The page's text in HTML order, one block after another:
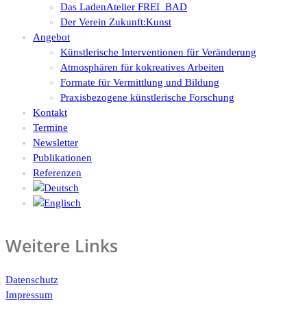
Das LadenAtelier FREI_BAD
Der Verein Zukunft:Kunst
Angebot
Künstlerische Interventionen für Veränderung
Atmosphären für kokreatives Arbeiten
Formate für Vermittlung und Bildung
Praxisbezogene künstlerische Forschung
Kontakt
Termine
Newsletter
Publikationen
Referenzen
Weitere Links
Datenschutz
Impressum